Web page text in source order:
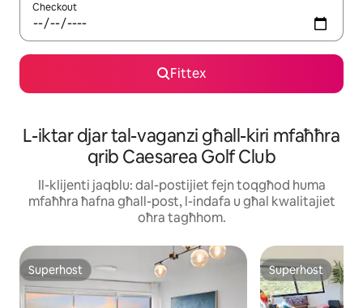
Checkout
Fittex
L-iktar djar tal-vaganzi għall-kiri mfaħħra
qrib Caesarea Golf Club
Il-klijenti jaqblu: dal-postijiet fejn toqgħod huma
mfaħħra ħafna għall-post, l-indafa u għal kwalitajiet
oħra tagħhom.
Superhost
Superhost Superhost
Superhost